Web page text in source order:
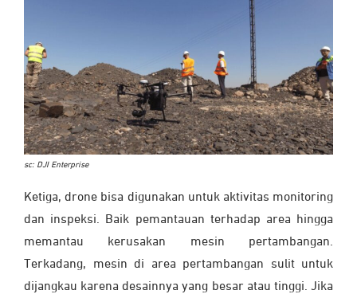
sc: DJI Enterprise
Ketiga, drone bisa digunakan untuk aktivitas monitoring
dan inspeksi. Baik pemantauan terhadap area hingga
memantau kerusakan mesin pertambangan.
Terkadang, mesin di area pertambangan sulit untuk
dijangkau karena desainnya yang besar atau tinggi. Jika